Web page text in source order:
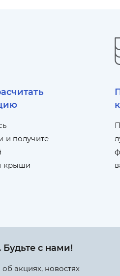
и получите
крыши
с нами!
акциях, новостях